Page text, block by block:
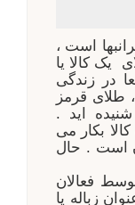
است ،
یک کالا یا
در زندگی
طلای قرمز
اید .
بکار می
است . حال
فعالان
زباله یا